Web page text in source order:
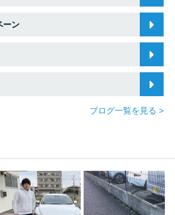
ーン
ブログ一覧を見る >